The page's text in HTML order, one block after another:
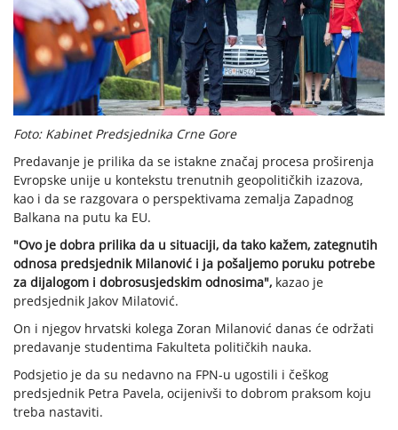
Foto: Kabinet Predsjednika Crne Gore
Predavanje je prilika da se istakne značaj procesa proširenja
Evropske unije u kontekstu trenutnih geopolitičkih izazova,
kao i da se razgovara o perspektivama zemalja Zapadnog
Balkana na putu ka EU.
"Ovo je dobra prilika da u situaciji, da tako kažem, zategnutih
odnosa predsjednik Milanović i ja pošaljemo poruku potrebe
za dijalogom i dobrosusjedskim odnosima", kazao je
predsjednik Jakov Milatović.
On i njegov hrvatski kolega Zoran Milanović danas će održati
predavanje studentima Fakulteta političkih nauka.
Podsjetio je da su nedavno na FPN-u ugostili i češkog
predsjednik Petra Pavela, ocijenivši to dobrom praksom koju
treba nastaviti.